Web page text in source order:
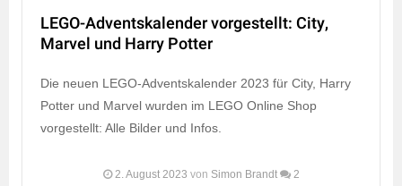
LEGO-Adventskalender vorgestellt: City,
Marvel und Harry Potter
Die neuen LEGO-Adventskalender 2023 für City, Harry
Potter und Marvel wurden im LEGO Online Shop
vorgestellt: Alle Bilder und Infos.
2. August 2023 von Simon Brandt 2